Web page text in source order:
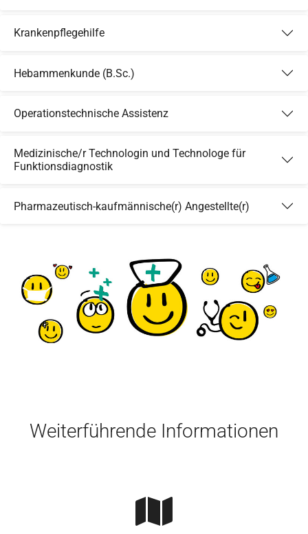
Krankenpflegehilfe
Hebammenkunde (B.Sc.)
Operationstechnische Assistenz
Medizinische/r Technologin und Technologe für
Funktionsdiagnostik
Pharmazeutisch-kaufmännische(r) Angestellte(r)
Weiterführende Informationen